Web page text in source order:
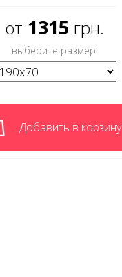
от 1315 грн.
выберите размер:
Добавить в корзину